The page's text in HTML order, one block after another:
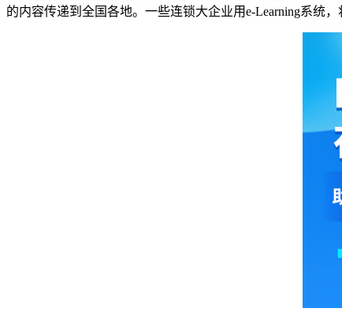
的内容传递到全国各地。 一些连锁大企业用e-Learning系统